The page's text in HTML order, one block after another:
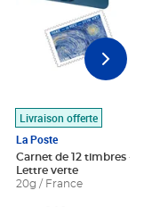
Livraison offerte
La Poste
Carnet de 12 timbres - Le
Lettre verte
20g / France